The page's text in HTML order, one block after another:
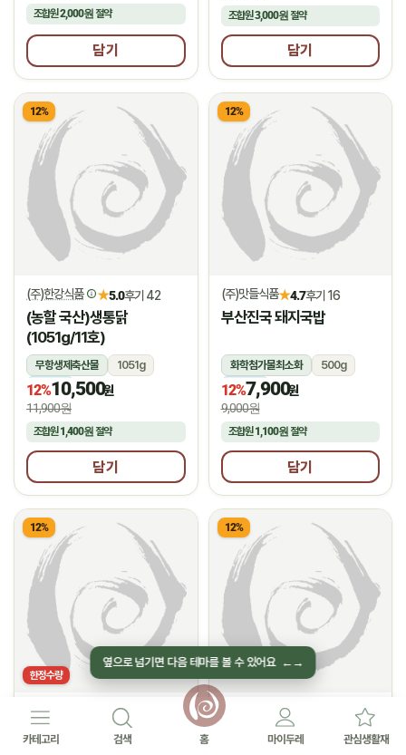
조합원2,000원 절약
담기
조합원3,000원절약
담기
12%
(주)한강식품 ★5.0후기 42
(농할 국산)생통닭
(1051g/11호)
무항생제축산물
1051g
냉장
12%10,500원
11,900원
조합원1,400원 절약
담기
12%
(주)맛들식품★4.7후기 16
부산진국 돼지국밥
화학첨가물최소화
500g
냉동
12%7,900원
9,000원
조합원1,100원절약
담기
12%
한정수량
선농생활 후기 1
순살통족발(400g)
12%
(주)네니아 ★5.0
유기농 딸기 쉐이크
카테고리 검색 홈 마이두레 관심생활재